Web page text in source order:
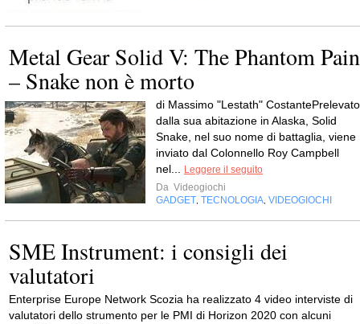
Metal Gear Solid V: The Phantom Pain
– Snake non è morto
di Massimo "Lestath" CostantePrelevato
dalla sua abitazione in Alaska, Solid
Snake, nel suo nome di battaglia, viene
inviato dal Colonnello Roy Campbell
nel...
Leggere il seguito
Da Videogiochi
GADGET TECNOLOGIA VIDEOGIOCHI
SME Instrument: i consigli dei
valutatori
Enterprise Europe Network Scozia ha realizzato 4 video interviste di
valutatori dello strumento per le PMI di Horizon 2020 con alcuni